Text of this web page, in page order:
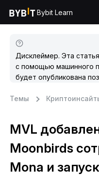
Bybit Learn
Дисклеймер. Эта
с помощью машинного
будет опубликована
Темы
MVL
Moonbirds
Mona и